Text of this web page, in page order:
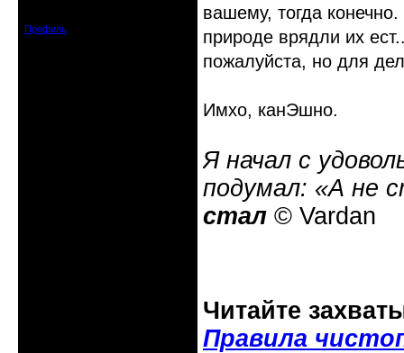
Профиль
вашему, тогда
природе врядли их
пожалуйста, но для
Имхо, канЭшно.
Я начал с
подумал: «А не
стал © Vardan
Читайте
Правила